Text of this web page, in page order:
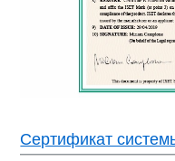
Сертификат